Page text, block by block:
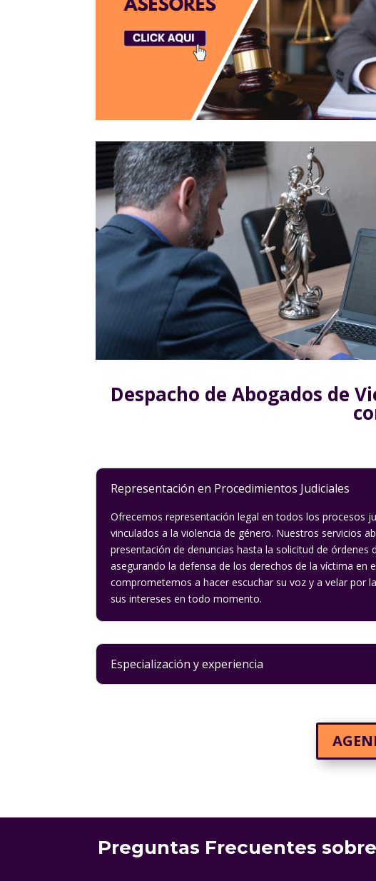
Despacho de Abogados de
Representación en Procedimientos Judiciales
Ofrecemos representación legal en todos los procesos
vinculados a la violencia de género. Nuestros servicios
presentación de denuncias hasta la solicitud de órdenes
asegurando la defensa de los derechos de la víctima en
comprometemos a hacer escuchar su voz y a velar por
sus intereses en todo momento.
Especialización y experiencia
Preguntas Frecuentes